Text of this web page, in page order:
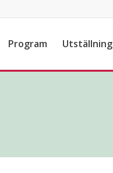
Program Utställning